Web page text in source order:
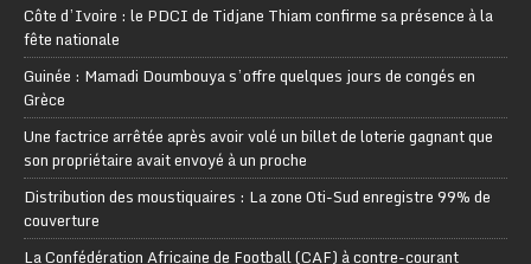
Côte d’Ivoire : le PDCI de Tidjane Thiam confirme sa présence à la
fête nationale
Guinée : Mamadi Doumbouya s’offre quelques jours de congés en
Grèce
Une factrice arrêtée après avoir volé un billet de loterie gagnant que
son propriétaire avait envoyé à un proche
Distribution des moustiquaires : La zone Oti-Sud enregistre 99% de
couverture
La Confédération Africaine de Football (CAF) à contre-courant